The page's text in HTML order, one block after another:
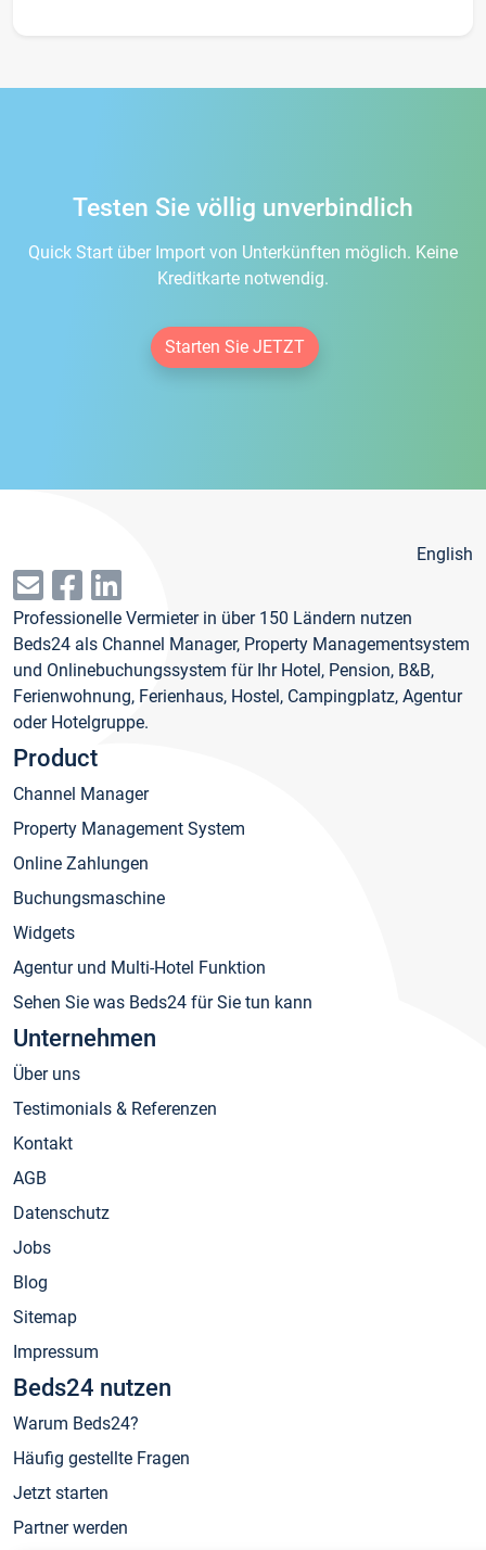
Testen Sie völlig unverbindlich
Quick Start über Import von Unterkünften möglich. Keine
Kreditkarte notwendig.
Starten Sie JETZT
English
Professionelle Vermieter in über 150 Ländern nutzen
Beds24 als Channel Manager, Property Managementsystem
und Onlinebuchungssystem für Ihr Hotel, Pension, B&B,
Ferienwohnung, Ferienhaus, Hostel, Campingplatz, Agentur
oder Hotelgruppe.
Product
Channel Manager
Property Management System
Online Zahlungen
Buchungsmaschine
Widgets
Agentur und Multi-Hotel Funktion
Sehen Sie was Beds24 für Sie tun kann
Unternehmen
Über uns
Testimonials & Referenzen
Kontakt
AGB
Datenschutz
Jobs
Blog
Sitemap
Impressum
Beds24 nutzen
Warum Beds24?
Häufig gestellte Fragen
Jetzt starten
Partner werden